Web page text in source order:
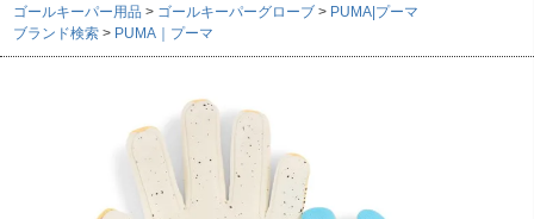
ゴールキーパー用品
ゴールキーパーグローブ
PUMA|プーマ
ブランド検索
PUMA｜プーマ